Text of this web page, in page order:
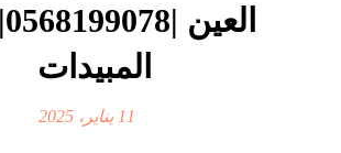
المبيدات
11 يناير، 2025